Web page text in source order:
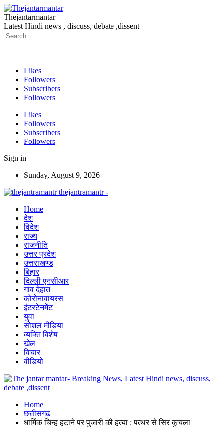
Thejantarmantar
Latest Hindi news , discuss, debate ,dissent
Likes
Followers
Subscribers
Followers
Likes
Followers
Subscribers
Followers
Sign in
Sunday, August 9, 2026
thejantramantr -
Home
देश
विदेश
राज्य
राजनीति
उत्तर प्रदेश
उत्तराखण्ड
बिहार
दिल्ली एनसीआर
गांव देहात
कोरोनावायरस
इंटरटेनमेंट
युवा
सोशल मीडिया
व्यक्ति विशेष
खेल
विचार
वीडियो
Home
छत्तीसगढ़
धार्मिक चिन्ह हटाने पर पुजारी की हत्या : पत्थर से सिर कुचला